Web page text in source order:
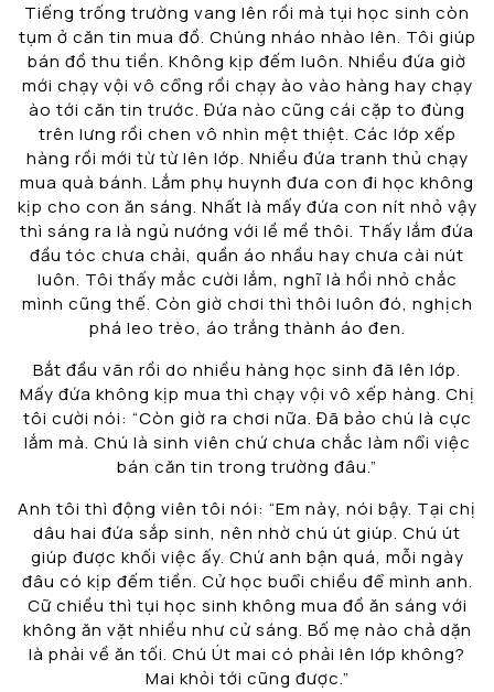
Tiếng trống trường vang lên rồi mà tụi học sinh còn
tụm ở căn tin mua đồ. Chúng nháo nhào lên. Tôi giúp
bán đồ thu tiền. Không kịp đếm luôn. Nhiều đứa giờ
mới chạy vội vô cổng rồi chạy ào vào hàng hay chạy
ào tới căn tin trước. Đứa nào cũng cái cặp to đùng
trên lưng rồi chen vô nhìn mệt thiệt. Các lớp xếp
hàng rồi mới từ từ lên lớp. Nhiều đứa tranh thủ chạy
mua quà bánh. Lắm phụ huynh đưa con đi học không
kịp cho con ăn sáng. Nhất là mấy đứa con nít nhỏ vậy
thì sáng ra là ngủ nướng với lề mề thôi. Thấy lắm đứa
đầu tóc chưa chải, quần áo nhầu hay chưa cài nút
luôn. Tôi thấy mắc cười lắm, nghĩ là hồi nhỏ chắc
mình cũng thế. Còn giờ chơi thì thôi luôn đó, nghịch
phá leo trèo, áo trắng thành áo đen.
Bắt đầu vãn rồi do nhiều hàng học sinh đã lên lớp.
Mấy đứa không kịp mua thì chạy vội vô xếp hàng. Chị
tôi cười nói: “Còn giờ ra chơi nữa. Đã bảo chú là cực
lắm mà. Chú là sinh viên chứ chưa chắc làm nổi việc
bán căn tin trong trường đâu.”
Anh tôi thì động viên tôi nói: “Em này, nói bậy. Tại chị
dâu hai đứa sắp sinh, nên nhờ chú út giúp. Chú út
giúp được khối việc ấy. Chứ anh bận quá, mỗi ngày
đâu có kịp đếm tiền. Cử học buổi chiều để mình anh.
Cữ chiều thì tụi học sinh không mua đồ ăn sáng với
không ăn vặt nhiều như cử sáng. Bố mẹ nào chả dặn
là phải về ăn tối. Chú Út mai có phải lên lớp không?
Mai khỏi tới cũng được.”